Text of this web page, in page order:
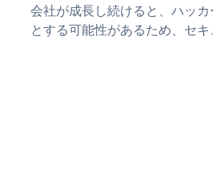
会社が成長し続けると、ハッ
とする可能性があるため、セ